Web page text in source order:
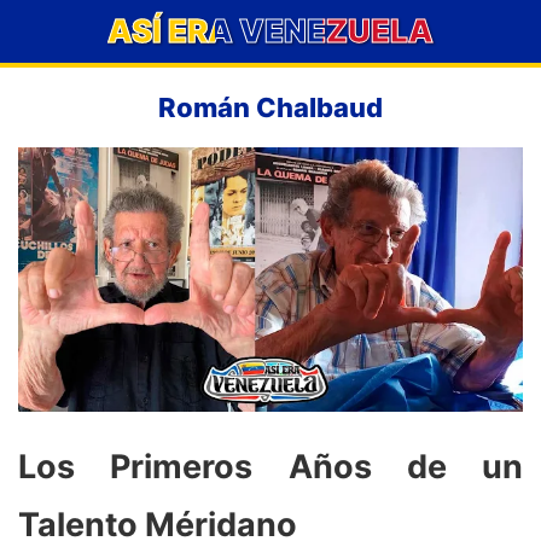
ASÍ ERA VENEZUELA
Román Chalbaud
Los Primeros Años de un
Talento Méridano